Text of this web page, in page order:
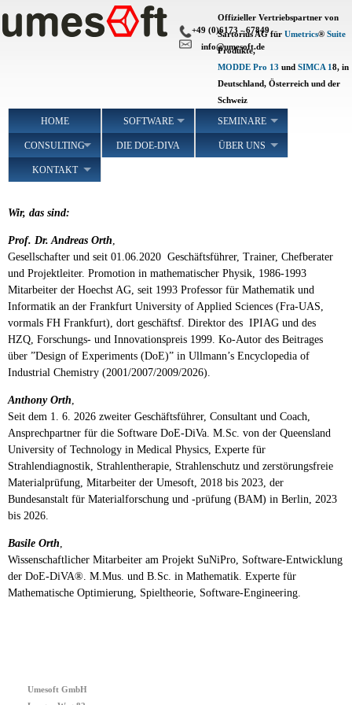
to
Offizieller Vertriebspartner von
Sartorius AG für Umetrics® Suite
Produkte,
MODDE Pro 13 und SIMCA 18, in
Deutschland, Österreich und der
Schweiz
+49 (0)6173 - 67849
info@umesoft.de
Main
navigation
HOME SOFTWARE SEMINARE
CONSULTING DIE DOE-DIVA ÜBER UNS
KONTAKT
Wir, das sind:
Prof. Dr. Andreas Orth,
Gesellschafter und seit 01.06.2020 Geschäftsführer, Trainer, Chefberater
und Projektleiter. Promotion in mathematischer Physik, 1986-1993
Mitarbeiter der Hoechst AG, seit 1993 Professor für Mathematik und
Informatik an der Frankfurt University of Applied Sciences (Fra-UAS,
vormals FH Frankfurt), dort geschäftsf. Direktor des IPIAG und des
HZQ, Forschungs- und Innovationspreis 1999. Ko-Autor des Beitrages
über ”Design of Experiments (DoE)” in Ullmann’s Encyclopedia of
Industrial Chemistry (2001/2007/2009/2026).
Anthony Orth,
Seit dem 1. 6. 2026 zweiter Geschäftsführer, Consultant und Coach,
Ansprechpartner für die Software DoE-DiVa. M.Sc. von der Queensland
University of Technology in Medical Physics, Experte für
Strahlendiagnostik, Strahlentherapie, Strahlenschutz und zerstörungsfreie
Materialprüfung, Mitarbeiter der Umesoft, 2018 bis 2023, der
Bundesanstalt für Materialforschung und -prüfung (BAM) in Berlin, 2023
bis 2026.
Basile Orth,
Wissenschaftlicher Mitarbeiter am Projekt SuNiPro, Software-Entwicklung
der DoE-DiVA®. M.Mus. und B.Sc. in Mathematik. Experte für
Mathematische Optimierung, Spieltheorie, Software-Engineering.
Umesoft GmbH